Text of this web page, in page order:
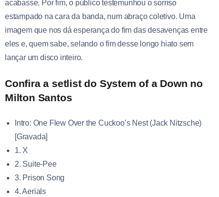
acabasse. Por fim, o público testemunhou o sorriso
estampado na cara da banda, num abraço coletivo. Uma
imagem que nos dá esperança do fim das desavenças entre
eles e, quem sabe, selando o fim desse longo hiato sem
lançar um disco inteiro.
Confira a setlist do System of a Down no
Milton Santos
Intro: One Flew Over the Cuckoo’s Nest (Jack Nitzsche)
[Gravada]
1. X
2. Suite-Pee
3. Prison Song
4. Aerials